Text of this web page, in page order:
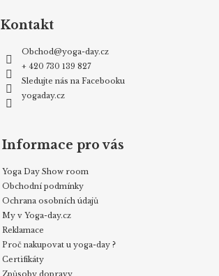
Kontakt
Obchod@yoga-day.cz
+ 420 730 139 827
Sledujte nás na Facebooku
yogaday.cz
Informace pro vás
Yoga Day Show room
Obchodní podmínky
Ochrana osobních údajů
My v Yoga-day.cz
Reklamace
Proč nakupovat u yoga-day ?
Certifikáty
Způsoby dopravy